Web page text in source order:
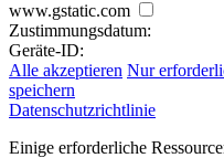
www.gstatic.com
Zustimmungsdatum:
Geräte-ID:
Alle akzeptieren Nur
speichern
Datenschutzrichtlinie
Einige erforderliche